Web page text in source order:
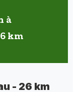
à
km
- 26 km